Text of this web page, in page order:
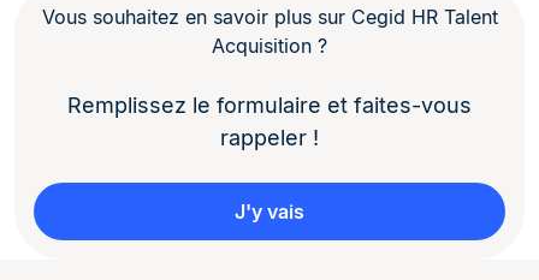
Vous souhaitez en savoir plus sur Cegid HR Talent
Acquisition ?
Remplissez le formulaire et faites-vous
rappeler !
J'y vais